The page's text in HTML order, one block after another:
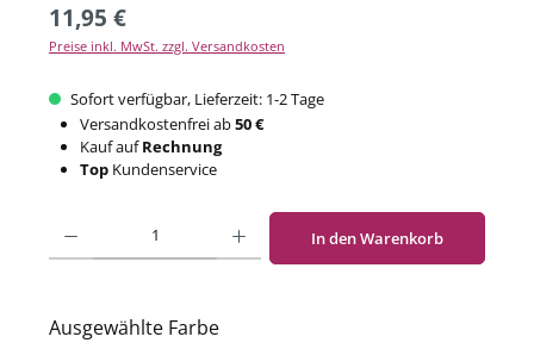
11,95 €
Preise inkl. MwSt. zzgl. Versandkosten
Sofort verfügbar, Lieferzeit: 1-2 Tage
Versandkostenfrei ab50 €
Kauf aufRechnung
TopKundenservice
Produkt Anzahl: Gib den gewünschten Wert ein oder benutze die Schaltflächen um
In den Warenkorb
Ausgewählte Farbe